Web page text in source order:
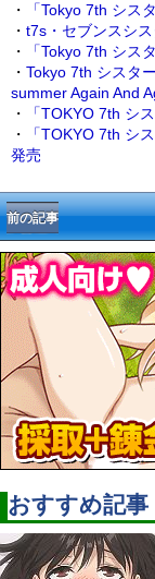
・
「Tokyo 7th シス
・ t7s・セブンスシ
・
「Tokyo 7th シス
・ Tokyo 7th シスタ
summer Again And
・
「TOKYO 7th シ
・
「TOKYO 7th シ
発売
前の記事
おすすめ記事